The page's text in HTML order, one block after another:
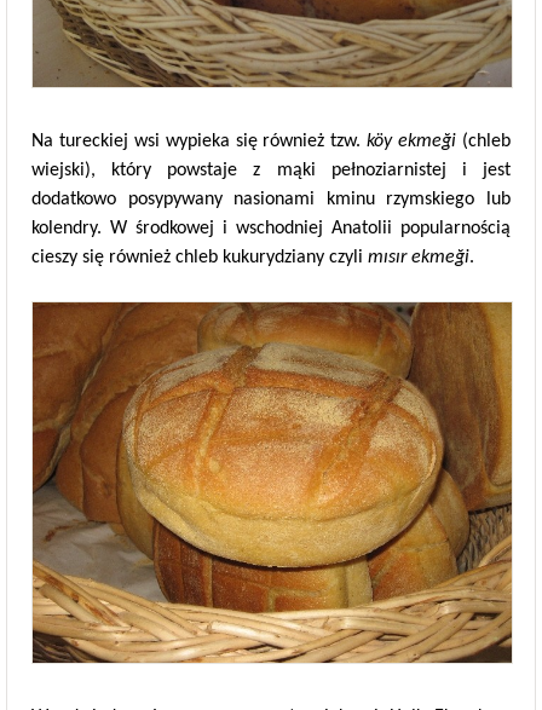
Na tureckiej wsi wypieka się również tzw.köy ekmeği (chleb
wiejski), który powstaje z mąki pełnoziarnistej i jest
dodatkowo posypywany nasionami kminu rzymskiego lub
kolendry. W środkowej i wschodniej Anatolii popularnością
cieszy się również chleb kukurydziany czyli mısır ekmeği.